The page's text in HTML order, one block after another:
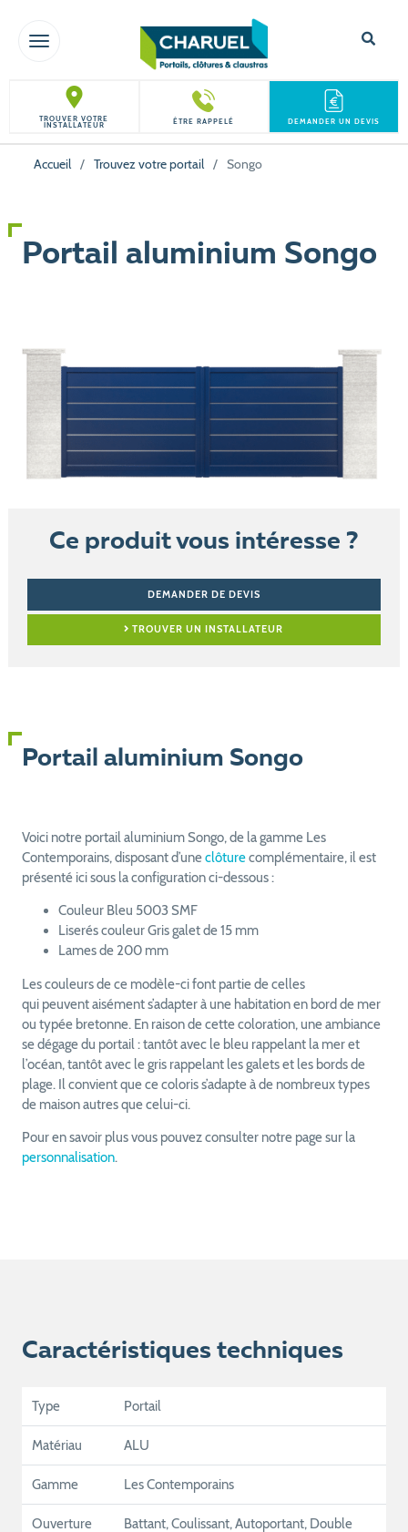
TOGGLE NAVIGATION
TROUVER VOTRE
INSTALLATEUR ÊTRE RAPPELÉ DEMANDER UN DEVIS
Accueil / Trouvez votre portail / Songo
Portail aluminium Songo
Ce produit vous intéresse ?
DEMANDER DE DEVIS
TROUVER UN INSTALLATEUR
Portail aluminium Songo
Voici notre portail aluminium Songo, de la gamme Les
Contemporains, disposant d’uneclôturecomplémentaire, il est
présenté ici sous la configuration ci-dessous :
Couleur Bleu 5003 SMF
Liserés couleur Gris galet de 15 mm
Lames de 200 mm
Les couleurs de ce modèle-ci font partie de celles
qui peuvent aisément s’adapter à une habitation en bord de mer
ou typée bretonne. En raison de cette coloration, une ambiance
se dégage du portail : tantôt avec le bleu rappelant la mer et
l’océan, tantôt avec le gris rappelant les galets et les bords de
plage. Il convient que ce coloris s’adapte à de nombreux types
de maison autres que celui-ci.
Pour en savoir plus vous pouvez consulter notre page sur la
personnalisation.
Caractéristiques techniques
Type Portail
Matériau ALU
Gamme Les Contemporains
Ouverture
Battant, Coulissant, Autoportant, Double